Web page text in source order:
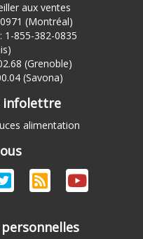
aux ventes
(Montréal)
1-855-382-0835
(Grenoble)
(Savona)
infolettre
alimentation